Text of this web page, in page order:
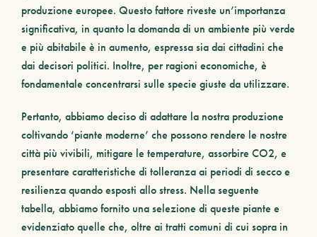
produzione europee. Questo fattore riveste un’importanza
significativa, in quanto la domanda di un ambiente più verde
e più abitabile è in aumento, espressa sia dai cittadini che
dai decisori politici. Inoltre, per ragioni economiche, è
fondamentale concentrarsi sulle specie giuste da utilizzare.
Pertanto, abbiamo deciso di adattare la nostra produzione
coltivando ‘piante moderne’ che possono rendere le nostre
città più vivibili, mitigare le temperature, assorbire CO2, e
presentare caratteristiche di tolleranza ai periodi di secco e
resilienza quando esposti allo stress. Nella seguente
tabella, abbiamo fornito unaselezione di queste piante e
evidenziato quelle che, oltre ai tratti comuni di cui sopra in